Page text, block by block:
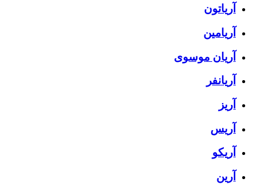
آریاتون
آریامین
آریان موسوی
آریانفر
آریز
آریس
آریکو
آرین